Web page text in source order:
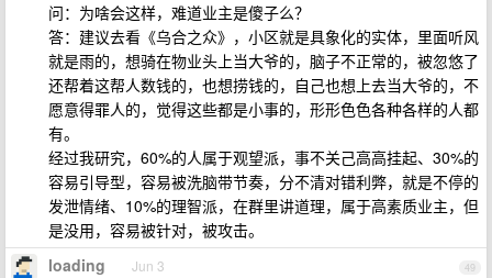
问：为啥会这样，难道业主是傻子么？
答：建议去看《乌合之众》，小区就是具象化的实体，里面听风
就是雨的，想骑在物业头上当大爷的，脑子不正常的，被忽悠了
还帮着这帮人数钱的，也想捞钱的，自己也想上去当大爷的，不
愿意得罪人的，觉得这些都是小事的，形形色色各种各样的人都
有。
经过我研究，60%的人属于观望派，事不关己高高挂起、30%的
容易引导型，容易被洗脑带节奏，分不清对错利弊，就是不停的
发泄情绪、10%的理智派，在群里讲道理，属于高素质业主，但
是没用，容易被针对，被攻击。
49
loading Jun 3